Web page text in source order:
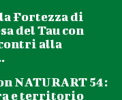
Fortezza di
del Tau con
alla
NATURART 54:
e territorio